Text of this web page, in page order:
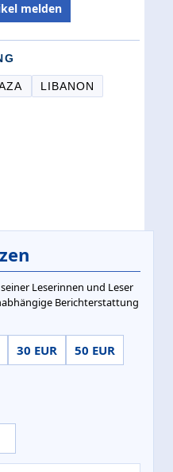
melden
LIBANON
Leserinnen und Leser
Berichterstattung
30 EUR
50 EUR